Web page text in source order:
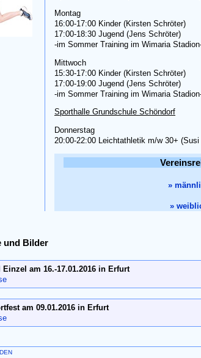
Montag
16:00-17:00 Kinder (Kirsten Schröter)
17:00-18:30 Jugend (Jens Schröter)
-im Sommer Training im Wimaria
Mittwoch
15:30-17:00 Kinder (Kirsten Schröter)
17:00-19:00 Jugend (Jens Schröter)
-im Sommer Training im Wimaria
Sporthalle Grundschule Schöndorf
Donnerstag
20:00-22:00 Leichtathletik m/w 30+
»
»
und Bilder
Einzel am 16.-17.01.2016 in Erfurt
am 09.01.2016 in Erfurt